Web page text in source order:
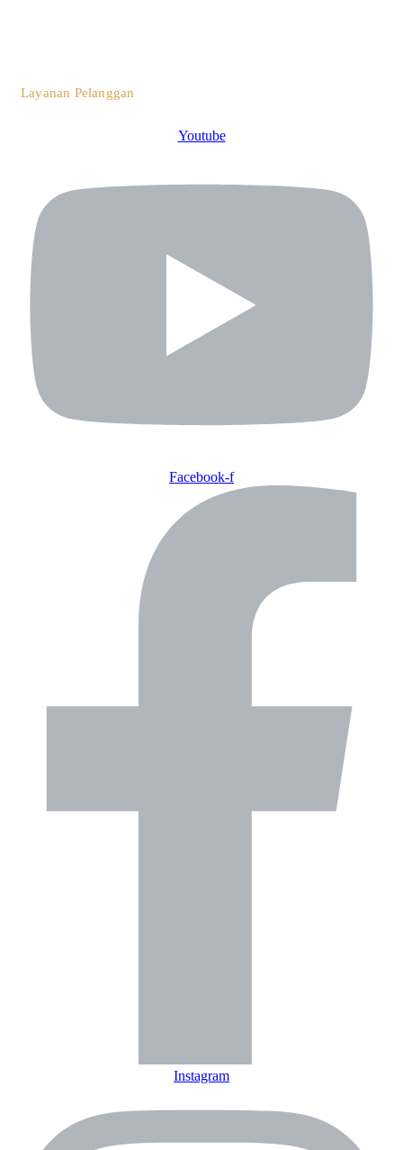
Layanan Pelanggan
Youtube
Facebook-f
Instagram